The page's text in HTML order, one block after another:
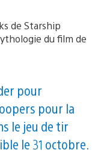
pour
pour la
le jeu de tir
le 31 octobre.